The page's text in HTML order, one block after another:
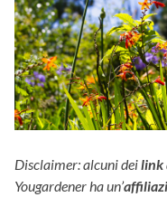
Disclaimer: alcuni deilink
Yougardener ha un’